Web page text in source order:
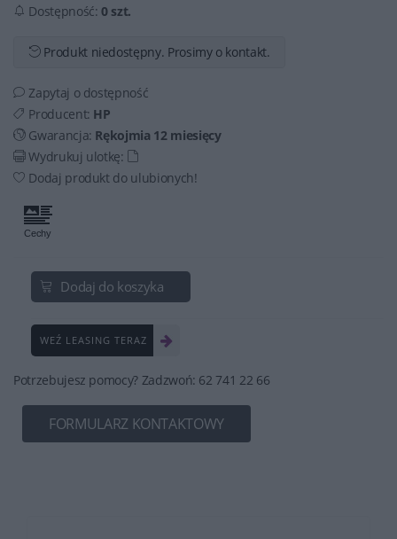
Dostępność:0 szt.
Produkt niedostępny. Prosimy o kontakt.
Zapytaj o dostępność
Producent: HP
Gwarancja: Rękojmia 12 miesięcy
Wydrukuj ulotkę:
Dodaj produkt do ulubionych!
Dodaj do koszyka
WEŹ LEASING TERAZ
Potrzebujesz pomocy? Zadzwoń: 62 741 22 66
FORMULARZ KONTAKTOWY